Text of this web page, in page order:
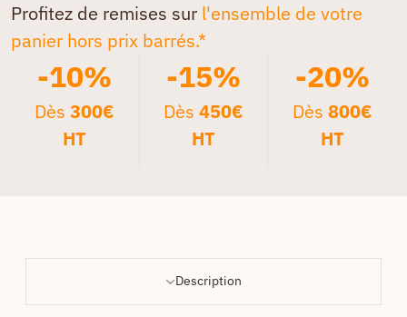
Profitez de remises sur l'ensemble de votre
panier hors prix barrés.*
-10%
Dès300€
HT
-15%
Dès 450€
HT
-20%
Dès 800€
HT
Description